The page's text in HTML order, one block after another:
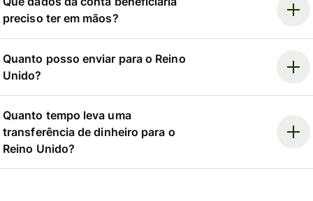
preciso ter em mãos?
Quanto posso enviar para o Reino
Unido?
Quanto tempo leva uma
transferência de dinheiro para o
Reino Unido?